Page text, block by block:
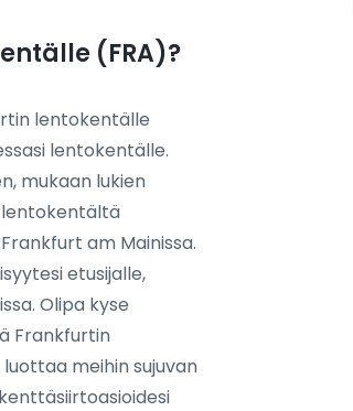
(FRA)?
lentokentälle
lentokentälle.
mukaan lukien
lentokentältä
am Mainissa.
etusijalle,
Olipa kyse
Frankfurtin
meihin sujuvan